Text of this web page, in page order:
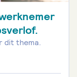
dit thema.